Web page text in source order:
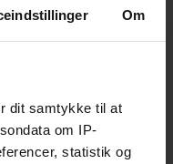
Om
dit samtykke til at
om IP-
statistik og
var i gang.
som
Hugh Jackman
Universe som